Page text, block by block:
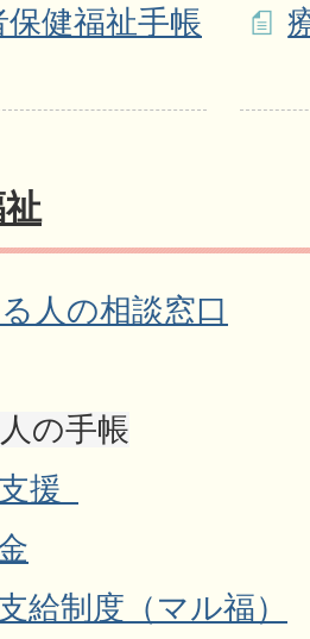
健福祉手帳
人の相談窓口
の手帳
援_
給制度（マル福）